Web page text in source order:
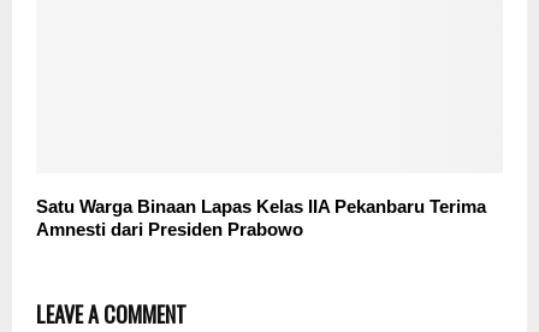
Satu Warga Binaan Lapas Kelas IIA Pekanbaru Terima
Amnesti dari Presiden Prabowo
LEAVE A COMMENT